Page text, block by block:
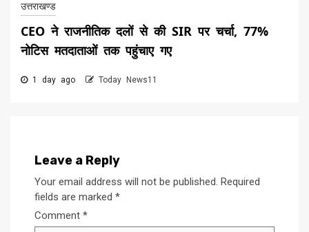
उत्तराखण्ड
CEO ने राजनीतिक दलों से की SIR पर चर्चा, 77%
नोटिस मतदाताओं तक पहुंचाए गए
1 day ago Today News11
Leave a Reply
Your email address will not be published. Required
fields are marked *
Comment *